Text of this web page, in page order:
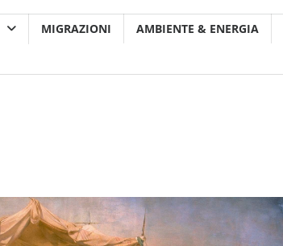
MIGRAZIONI AMBIENTE & ENERGIA